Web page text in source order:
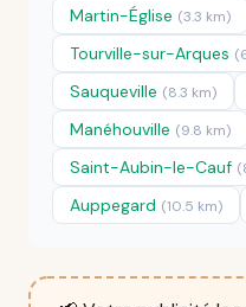
Martin-Église (3.3 km)
Tourville-sur-Arques
Sauqueville (8.3 km)
Manéhouville (9.8 km)
Saint-Aubin-le-Cauf
Auppegard (10.5 km)